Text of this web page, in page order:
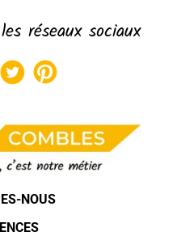
réseaux sociaux
NOUS